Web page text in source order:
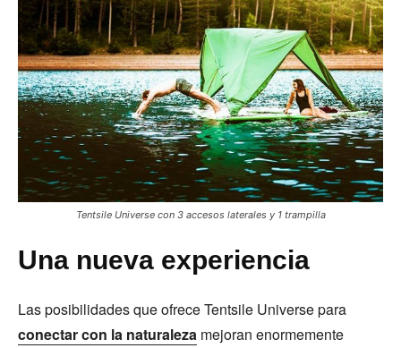
Tentsile Universe con 3 accesos laterales y 1 trampilla
Una nueva experiencia
Las posibilidades que ofrece Tentsile Universe para
conectar con la naturaleza mejoran enormemente